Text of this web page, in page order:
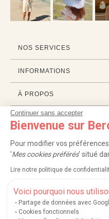
Continuer sans accepter
Bienvenue sur
Pour modifier vos
'Mes cookies préférés' situé
Lire notre politique de
Voici pourquoi nous
Partage de données avec
Cookies fonctionnels
NOS SERVICES
INFORMATIONS
À PROPOS
PROFESSIONNELS
LISTES CADEAUX
Service après-vente| FAQ |
Mentions légales et crédits